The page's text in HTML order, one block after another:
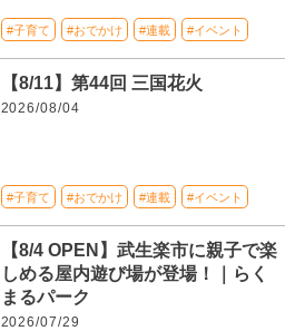
#子育て #おでかけ #連載 #イベント
【8/11】第44回 三国花火
2026/08/04
#子育て #おでかけ #連載 #イベント
【8/4 OPEN】武生楽市に親子で楽
しめる屋内遊び場が登場！｜らく
まるパーク
2026/07/29